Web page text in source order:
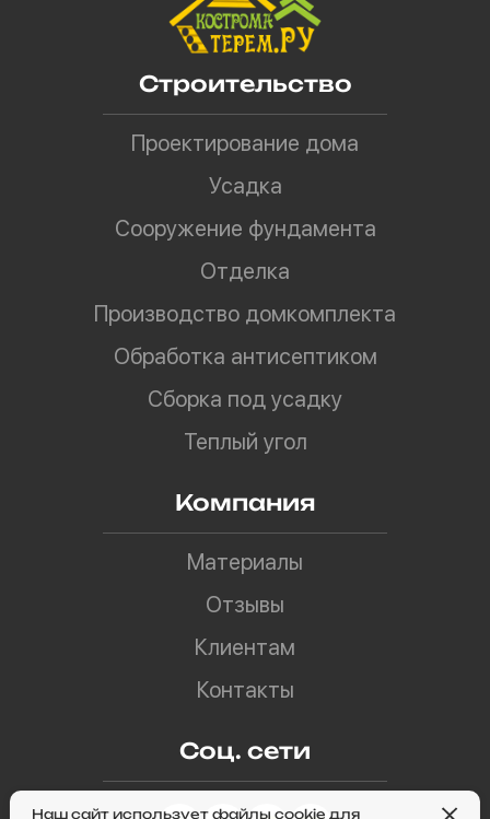
Строительство
Проектирование дома
Усадка
Сооружение фундамента
Отделка
Производство домкомплекта
Обработка антисептиком
Сборка под усадку
Теплый угол
Компания
Материалы
Отзывы
Клиентам
Контакты
Соц. сети
Наш сайт использует файлы cookie для